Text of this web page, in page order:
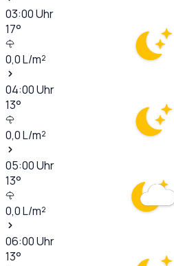
03:00Uhr
17°
0,0L/m²
04:00Uhr
13°
0,0L/m²
05:00Uhr
13°
0,0L/m²
06:00Uhr
13°